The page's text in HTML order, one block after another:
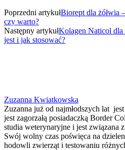
Poprzedni artykułBiorept dla żółwia
czy warto?
Następny artykułKolagen Naticol
jest i jak stosować?
Zuzanna Kwiatkowska
Zuzanna już od najmłodszych lat
jest zagorzałą posiadaczką Border
studia weterynaryjne i jest związana
Swój wolny czas poświęca na
hodowli zwierząt i testowaniu